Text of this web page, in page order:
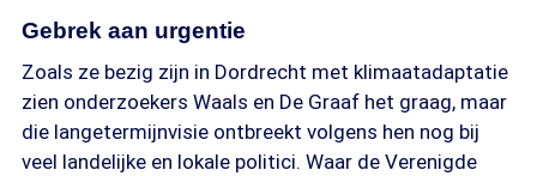
Gebrek aan urgentie
Zoals ze bezig zijn in Dordrecht met klimaatadaptatie
zien onderzoekers Waals en De Graaf het graag, maar
die langetermijnvisie ontbreekt volgens hen nog bij
veel landelijke en lokale politici. Waar de Verenigde